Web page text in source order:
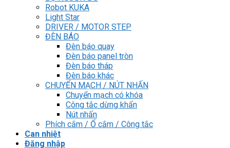
Robot KUKA
Light Star
DRIVER / MOTOR STEP
ĐÈN BÁO
Đèn báo quay
Đèn báo panel tròn
Đèn báo tháp
Đèn báo khác
CHUYỂN MẠCH / NÚT NHẤN
Chuyển mạch có khóa
Công tắc dừng khẩn
Nút nhấn
Phích cắm / Ổ cắm / Công tắc
Can nhiệt
Đăng nhập